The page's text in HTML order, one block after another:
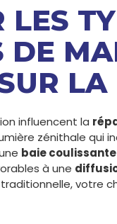
LES
DE
influencent la
zénithale qui
baie coulissante
à une
votre